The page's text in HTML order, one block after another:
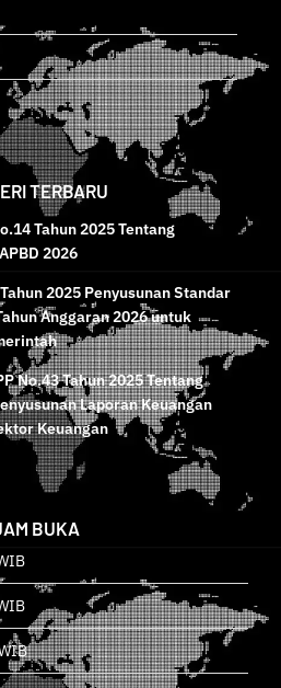
TERBARU
Tahun 2025 Tentang
2026
2025 Penyusunan Standar
Anggaran 2026 untuk
No.43 Tahun 2025 Tentang
Laporan Keuangan
Keuangan
BUKA